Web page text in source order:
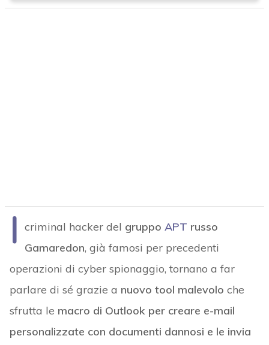
I criminal hacker del gruppo APT russo
Gamaredon, già famosi per precedenti
operazioni di cyber spionaggio, tornano a far
parlare di sé grazie a nuovo tool malevolo che
sfrutta le macro di Outlook per creare e-mail
personalizzate con documenti dannosi e le invia